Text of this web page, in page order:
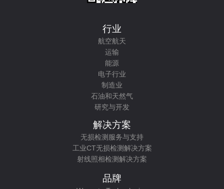
行业
航空航天
运输
能源
电子行业
制造业
石油和天然气
研究与开发
解决方案
无损检测服务与支持
工业CT无损检测解决方案
射线照相检测解决方案
品牌